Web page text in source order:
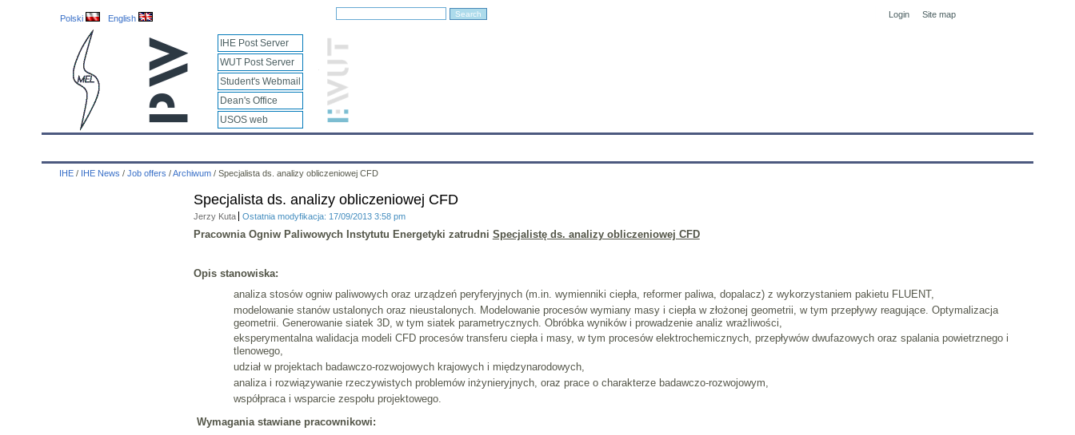
Polski English Site map
Login
IHE Post Server
WUT Post Server
Student's Webmail
Dean's Office
USOS web
IHE / IHE News / Job offers /Archiwum / Specjalista ds. analizy obliczeniowej CFD
Specjalista ds. analizy obliczeniowej CFD
Jerzy Kuta Ostatnia modyfikacja: 17/09/2013 3:58 pm
Pracownia Ogniw Paliwowych Instytutu Energetyki zatrudni Specjalistę ds. analizy obliczeniowej CFD
Opis stanowiska:
analiza stosów ogniw paliwowych oraz urządzeń peryferyjnych (m.in. wymienniki ciepła, reformer paliwa, dopalacz) z wykorzystaniem pakietu FLUENT,
modelowanie stanów ustalonych oraz nieustalonych. Modelowanie procesów wymiany masy i ciepła w złożonej geometrii, w tym przepływy reagujące. Optymalizacja
geometrii. Generowanie siatek 3D, w tym siatek parametrycznych. Obróbka wyników i prowadzenie analiz wrażliwości,
eksperymentalna walidacja modeli CFD procesów transferu ciepła i masy, w tym procesów elektrochemicznych, przepływów dwufazowych oraz spalania powietrznego i
tlenowego,
udział w projektach badawczo-rozwojowych krajowych i międzynarodowych,
analiza i rozwiązywanie rzeczywistych problemów inżynieryjnych, oraz prace o charakterze badawczo-rozwojowym,
współpraca i wsparcie zespołu projektowego.
Wymagania stawiane pracownikowi: